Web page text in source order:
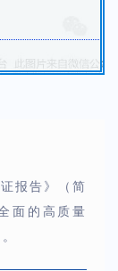
报告》（简
面的高质量